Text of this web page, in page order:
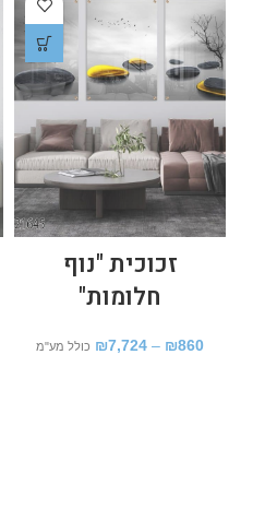
זכוכית "נוף
חלומות"
₪860
–
₪7,724 כולל מע"מ